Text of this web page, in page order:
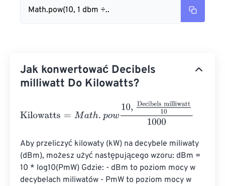
Math.pow(10, 1 dbm ÷..
Jak konwertować Decibels
milliwatt Do Kilowatts?
Decibels milliwatt101000
Aby przeliczyć kilowaty (kW) na decybele miliwaty
(dBm), możesz użyć następującego wzoru: dBm =
10 * log10(PmW) Gdzie: - dBm to poziom mocy w
decybelach miliwatów - PmW to poziom mocy w